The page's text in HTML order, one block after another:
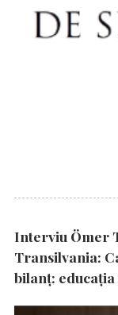
Interviu Ömer
Transilvania:
bilanț: